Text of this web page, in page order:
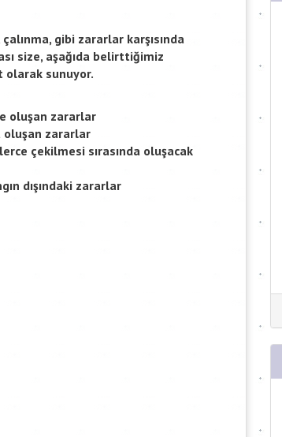
gibi zararlar karşısında
size, aşağıda belirttiğimiz
olarak sunuyor.
oluşan zararlar
oluşan zararlar
çekilmesi sırasında oluşacak
dışındaki zararlar